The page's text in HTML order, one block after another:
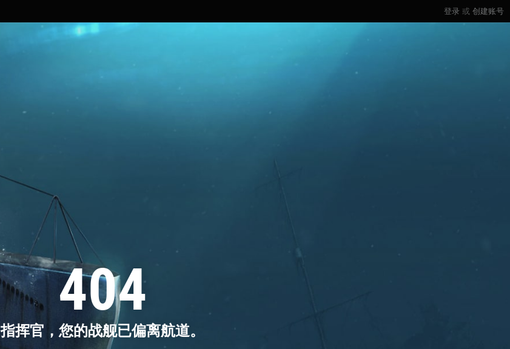
404
指挥官，您的战舰已偏离航道。
登录 或 创建账号